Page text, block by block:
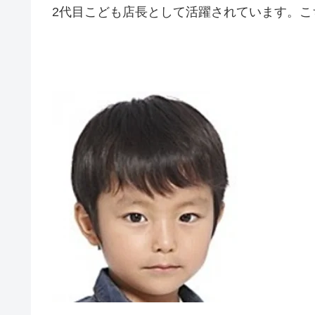
2代目こども店長として活躍されています。